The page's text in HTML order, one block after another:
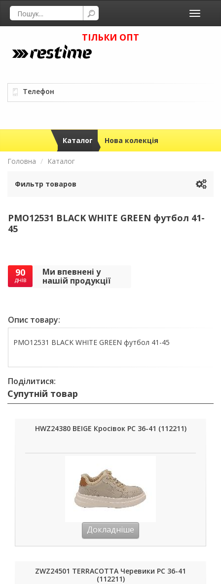
Toggle
ТІЛЬКИ ОПТ
Телефон
Каталог Нова колекція
Головна Каталог
Фильтр товаров
PMO12531 BLACK WHITE GREEN футбол 41-
45
90
днів
Ми впевнені у
нашій продукції
Опис товару:
PMO12531 BLACK WHITE GREEN футбол 41-45
Поділитися:
Супутній товар
HWZ24380 BEIGE Кросівок РС 36-41 (112211)
Докладніше
ZWZ24501 TERRACOTTA Черевики РС 36-41
(112211)